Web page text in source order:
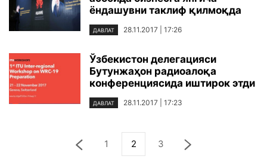
ёндашувни таклиф қилмоқда
ДАВЛАТ 28.11.2017 | 17:26
Ўзбекистон делегацияси
Бутунжаҳон радиоалоқа
конференциясида иштирок этди
ДАВЛАТ 28.11.2017 | 17:23
1 2 3